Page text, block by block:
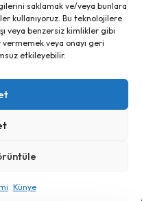
saklamak ve/veya bunlara
kullanıyoruz. Bu teknolojilere
veya benzersiz kimlikler gibi
veya onayı geri
etkileyebilir.
Künye